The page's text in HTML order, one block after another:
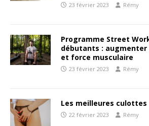
23 février 2023 Rémy
Programme Street
débutants : augmenter
et force musculaire
23 février 2023 Rémy
Les meilleures
22 février 2023 Rémy